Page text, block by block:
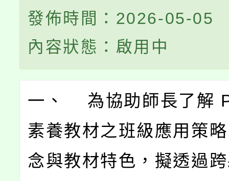
發佈時間：2026-05-05
內容狀態：啟用中
一、 為協助師長了解
素養教材之班級應用策
念與教材特色，擬透過